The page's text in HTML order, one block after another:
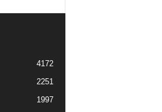
4172
2251
1997